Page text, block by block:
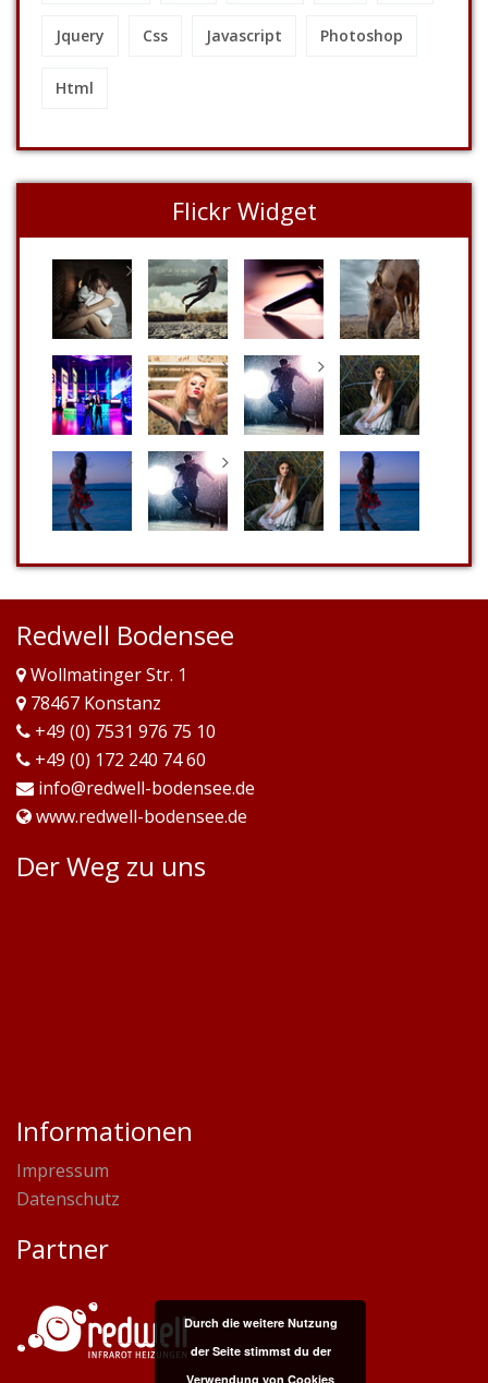
Jquery Css Javascript Photoshop
Html
Flickr Widget
Redwell Bodensee
Wollmatinger Str. 1
78467 Konstanz
+49 (0) 7531 976 75 10
+49 (0) 172 240 74 60
info@redwell-bodensee.de
www.redwell-bodensee.de
Der Weg zu uns
Informationen
Impressum
Datenschutz
Partner
Durch die weitere Nutzung
der Seite stimmst du der
Verwendung von Cookies